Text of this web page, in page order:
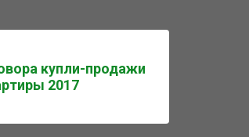
купли-продажи
2017